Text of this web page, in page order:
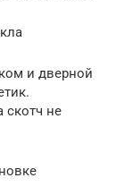
и дверной
скотч не